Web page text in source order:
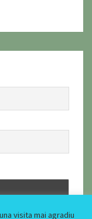
visita mai agradiu